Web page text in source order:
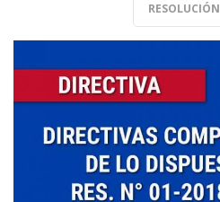
RESOLUCIÓN